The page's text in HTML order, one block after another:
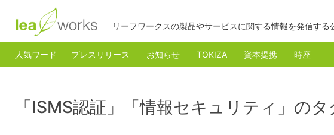
リーフワークスの製品やサービスに関する情報を発信する
人気ワード プレスリリース お知らせ TOKIZA 資本提携 時座
「ISMS認証」「情報セキュリティ」の